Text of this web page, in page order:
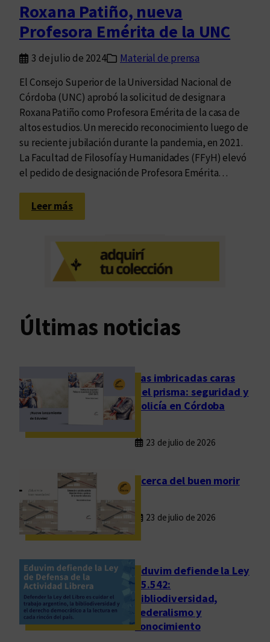
Roxana Patiño, nueva
Profesora Emérita de la UNC
3 de julio de 2024
Material de prensa
El Consejo Superior de la Universidad Nacional de
Córdoba (UNC) aprobó la solicitud de designar a
Roxana Patiño como Profesora Emérita de la casa de
altos estudios. Un merecido reconocimiento luego de
su reciente jubilación durante la pandemia, en 2021.
La Facultad de Filosofía y Humanidades (FFyH) elevó
el pedido de designación de Profesora Emérita…
Leer más:
R
a
n
a
ñ
o
u
a
P
f
s
o
r
a
E
Últimas noticias
Las imbricadas caras
del prisma: seguridad y
policía en Córdoba
23 de julio de 2026
Acerca del buen morir
23 de julio de 2026
Eduvim defiende la Ley
25.542:
bibliodiversidad,
federalismo y
conocimiento